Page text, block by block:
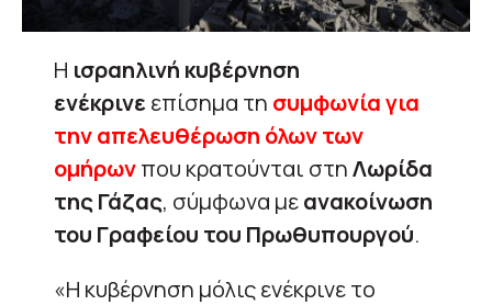
Η ισραηλινή κυβέρνηση
ενέκρινεεπίσημα τη συμφωνία για
την απελευθέρωση όλων των
ομήρωνπου κρατούνται στηΛωρίδα
της Γάζας, σύμφωνα μεανακοίνωση
του Γραφείου του Πρωθυπουργού.
«Η κυβέρνηση μόλις ενέκρινε το